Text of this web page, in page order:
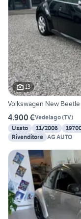
13
Volkswagen New Beetle
4.900 €Vedelago(TV)
Usato
11/2006
Rivenditore AG AUTO